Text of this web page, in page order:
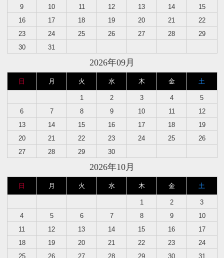
9
10 11 12 13 14
15
16
17 18 19 20 21
22
23
24 25 26 27 28
29
30
31
2026年09月
日 月 火 水 木 金 土
1 2 3 4
5
6
7 8 9 10 11
12
13
14 15 16 17 18
19
20
21 22 23 24 25
26
27
28 29 30
2026年10月
日 月 火 水 木 金 土
1 2
3
4
5 6 7 8 9
10
11
12 13 14 15 16
17
18
19 20 21 22 23
24
25
26 27 28 29 30 31